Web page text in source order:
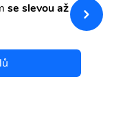
se slevou až